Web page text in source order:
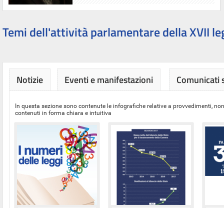
Temi dell'attività parlamentare della XVII
Notizie Eventi e manifestazioni Comunicati
In questa sezione sono contenute le infografiche relative a provvedimenti,
contenuti in forma chiara e intuitiva